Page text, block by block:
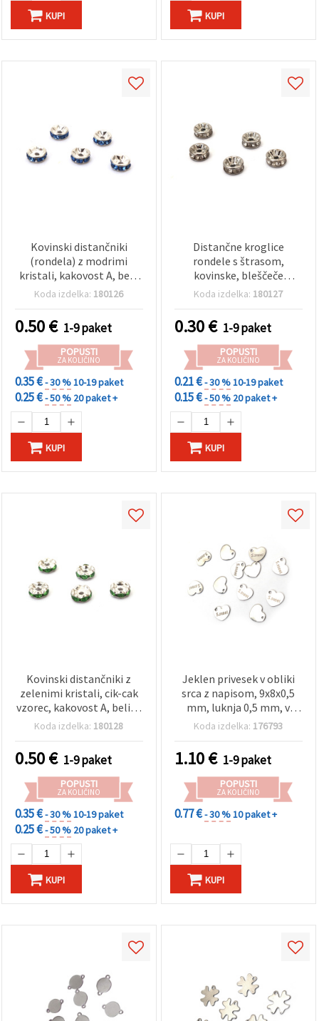
KUPI KUPI
Kovinski distančniki
(rondela) z modrimi
kristali, kakovost A, bela
barva, 6x3 mm, luknja: 1
Koda izdelka: 180126
0.50€ 1-9 paket
POPUSTI
ZA KOLIČINO
0.35 €- 30 %10-19 paket
0.25 €- 50 % 20 paket +
KUPI
Distančne kroglice
rondele s štrasom,
kovinske, bleščeče
srebrne barve, 8x3,5 mm,
Koda izdelka: 180127
0.30€ 1-9 paket
POPUSTI
ZA KOLIČINO
0.21 €- 30 %10-19 paket
0.15 €- 50 % 20 paket +
KUPI
Kovinski distančniki z
zelenimi kristali, cik-cak
vzorec, kakovost A, beli, 8
x 3,5 mm, luknja 1,5 mm –
Koda izdelka: 180128
0.50€ 1-9 paket
POPUSTI
ZA KOLIČINO
0.35 €- 30 %10-19 paket
0.25 €- 50 % 20 paket +
KUPI
Jeklen privesek v obliki
srca z napisom, 9x8x0,5
mm, luknja 0,5 mm, v
srebrnem tonu - 20 kosov
Koda izdelka: 176793
1.10€ 1-9 paket
POPUSTI
ZA KOLIČINO
0.77 €- 30 %10 paket +
KUPI